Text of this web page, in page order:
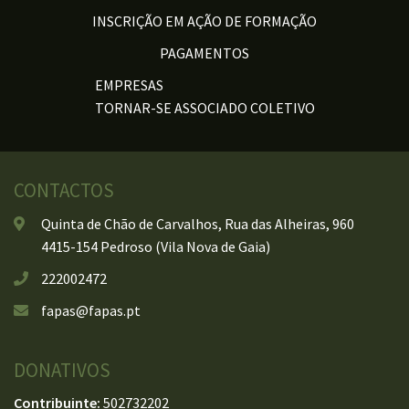
INSCRIÇÃO EM AÇÃO DE FORMAÇÃO
PAGAMENTOS
EMPRESAS
TORNAR-SE ASSOCIADO COLETIVO
CONTACTOS
Quinta de Chão de Carvalhos, Rua das Alheiras, 960
4415-154 Pedroso (Vila Nova de Gaia)
222002472
fapas@fapas.pt
DONATIVOS
Contribuinte: 502732202